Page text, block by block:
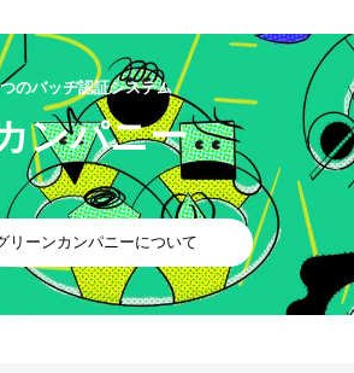
のバッヂ認証システム
ンパニー
リーンカンパニーについて